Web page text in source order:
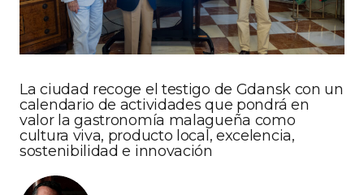
La ciudad recoge el testigo de Gdansk con un
calendario de actividades que pondrá en
valor la gastronomía malagueña como
cultura viva, producto local, excelencia,
sostenibilidad e innovación